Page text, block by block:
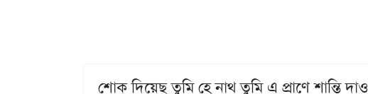
শোক দিয়েছ তুমি হে নাথ তুমি এ প্রাণে শান্তি দাও